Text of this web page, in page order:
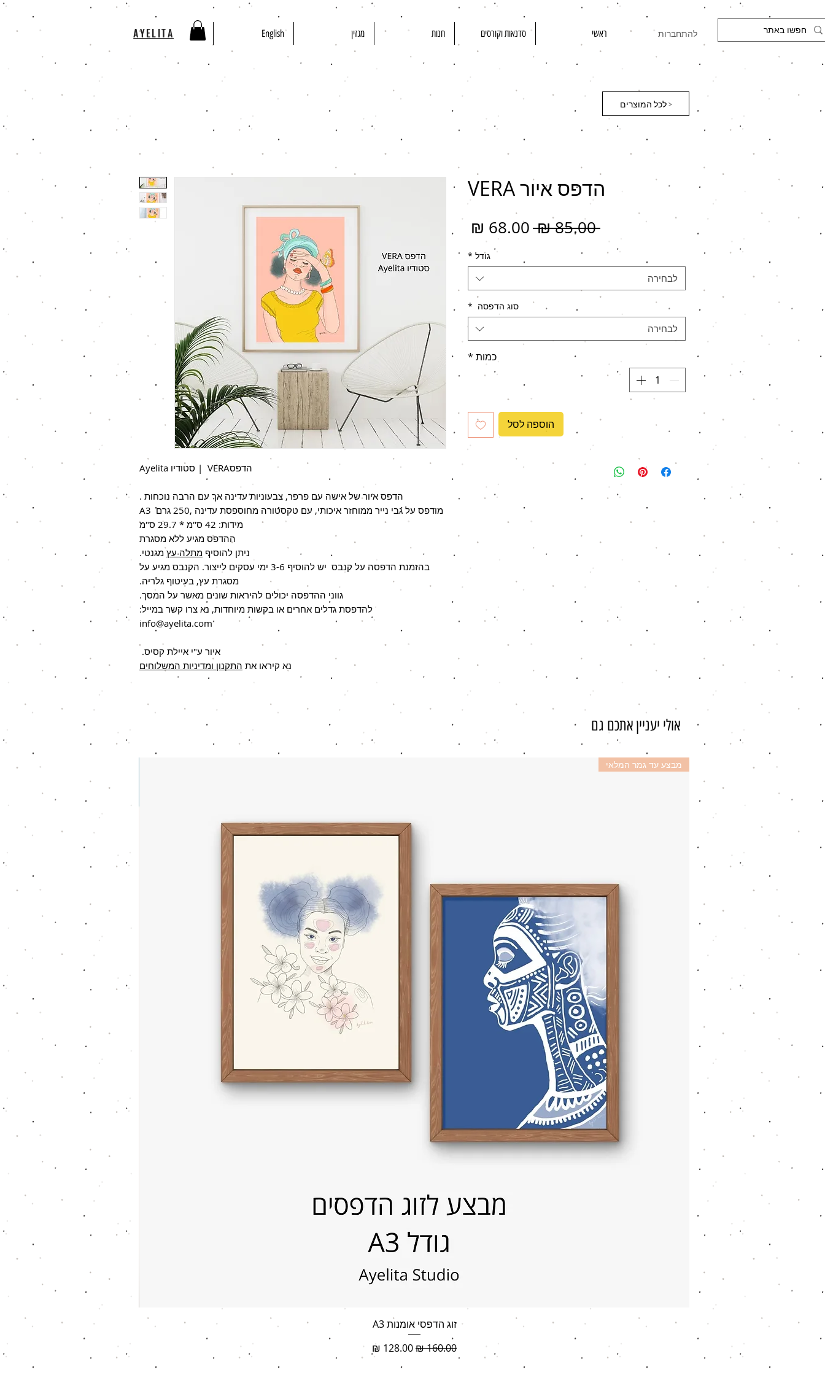
AYELITA ראשי סדנאות וקורסים חנות מגזין English להתחברות
הדפסVERA | סטודיו Ayelita
הדפס איור של אישה עם פרפר, צבעוניות עדינה אך עם הרבה נוכחות .
מודפס על גבי נייר ממוחזר איכותי, עם טקסטורה מחוספסת עדינה ,250 גרם A3
מידות: 42 ס"מ * 29.7 ס"מ
ההדפס מגיע ללא מסגרת
ניתן להוסיף מתלה עץמגנטי.
בהזמנת הדפסה על קנבס יש להוסיף 3-6 ימי עסקים לייצור. הקנבס מגיע על
מסגרת עץ, בעיטוף גלריה.
גווני ההדפסה יכולים להיראות שונים מאשר על המסך.
להדפסת גדלים אחרים או בקשות מיוחדות, נא צרו קשר במייל:
info@ayelita.com
איור ע"י איילת קסיס.
נא קיראו את התקנון ומדיניות המשלוחים
הדפס איור VERA
‏85.00 ‏₪
מחיר
מחיר
מבצע גודל *
לבחירה
סוג הדפסה *
לבחירה
כמות *
הוספה לסל
אולי יעניין אתכם גם
תצוגה מהירה
מבצע עד גמר המלאי
זוג הדפסי אומנות A3
מחיר רגיל מחיר מבצע
לכל המוצרים >